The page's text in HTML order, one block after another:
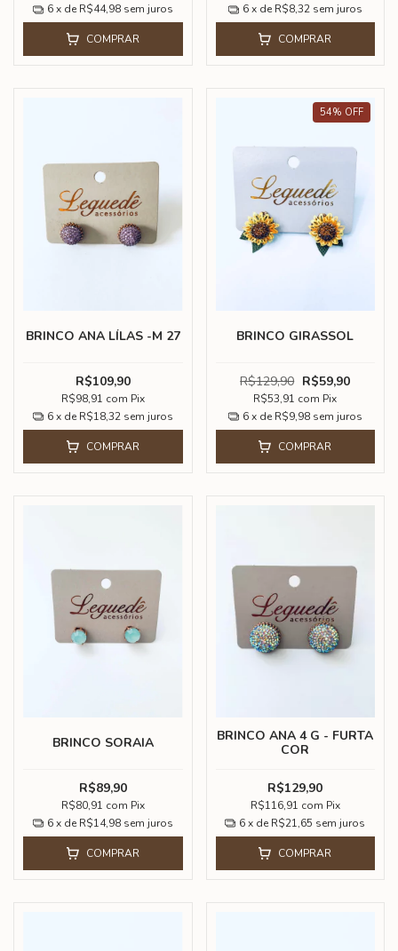
6 x de R$44,98 sem juros
COMPRAR
6 x de R$8,32 sem juros
COMPRAR
BRINCO ANA LÍLAS -M 27
R$109,90
R$98,91 com Pix
6 x de R$18,32 sem juros
COMPRAR
54% OFF
BRINCO GIRASSOL
R$129,90 R$59,90
R$53,91 com Pix
6 x de R$9,98 sem juros
COMPRAR
BRINCO SORAIA
R$89,90
R$80,91 com Pix
6 x de R$14,98 sem juros
COMPRAR
BRINCO ANA 4 G - FURTA
COR
R$129,90
R$116,91 com Pix
6 x de R$21,65 sem juros
COMPRAR